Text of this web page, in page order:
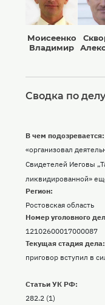
Моисеенко
Владимир
Сводка по делу
Регион:
Ростовская область
В чем подозревается:
«организовал
Свидетелей Иеговы
ликвидированной»
Номер уголовного
12102600017000087
Текущая стадия дела:
приговор вступил в
Статьи УК РФ:
282.2 (1)